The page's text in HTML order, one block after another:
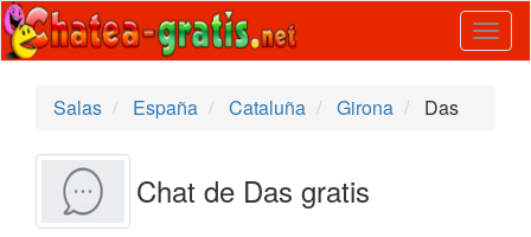
Salas
España Cataluña Girona Das
Chat de Das gratis